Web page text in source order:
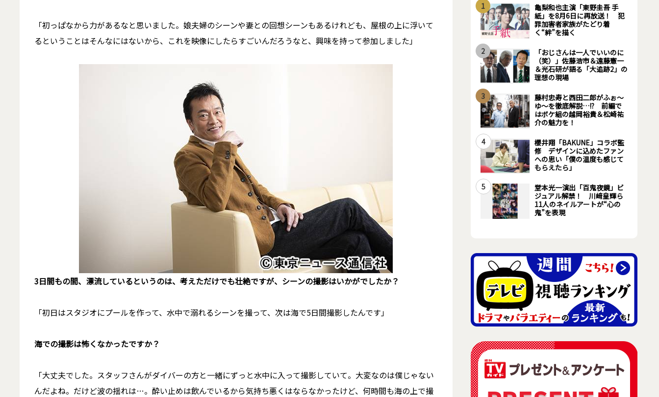
「初っぱなから力があるなと思いました。娘夫婦のシーンや妻との回想シーンもあるけれども、屋根の上に浮いて
るということはそんなにはないから、これを映像にしたらすごいんだろうなと、興味を持って参加しました」
――3日間もの間、漂流しているというのは、考えただけでも壮絶ですが、シーンの撮影はいかがでしたか？
「初日はスタジオにプールを作って、水中で溺れるシーンを撮って、次は海で5日間撮影したんです」
――海での撮影は怖くなかったですか？
「大丈夫でした。スタッフさんがダイバーの方と一緒にずっと水中に入って撮影していて。大変なのは僕じゃない
んだよね。だけど波の揺れは…。酔い止めは飲んでいるから気持ち悪くはならなかったけど、何時間も海の上で撮
1
亀梨和也主演「東野圭吾 手
紙」を8月6日に再放送！ 犯
罪加害者家族がたどり着
く“絆”を描く
2
「おじさんは一人でいいのに
（笑）」佐藤浩市＆遠藤憲一
＆光石研が語る「大追跡2」の
理想の現場
3
藤村忠寿と西田二郎がふぉ～
ゆ～を徹底解説…!? 前編で
はボケ組の越岡裕貴＆松崎祐
介の魅力を！
4
櫻井翔「BAKUNE」コラボ監
修 デザインに込めたファン
への思い「僕の温度も感じて
もらえたら」
5
堂本光一演出「百鬼夜鏡」ビ
ジュアル解禁！ 川﨑皇輝ら
11人のネイルアートが“心の
鬼”を表現